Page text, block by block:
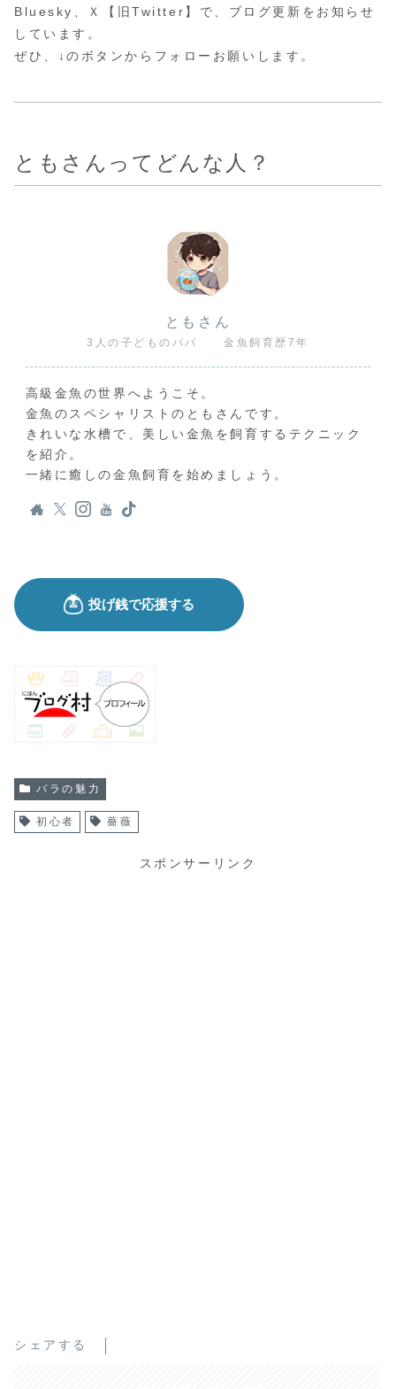
Bluesky、Ｘ【旧Twitter】で、ブログ更新をお知らせ
しています。
ぜひ、↓のボタンからフォローお願いします。
ともさんってどんな人？
ともさん
3人の子どものパパ 金魚飼育歴7年
高級金魚の世界へようこそ。
金魚のスペシャリストのともさんです。
きれいな水槽で、美しい金魚を飼育するテクニック
を紹介。
一緒に癒しの金魚飼育を始めましょう。
バラの魅力
初心者 薔薇
スポンサーリンク
シェアする